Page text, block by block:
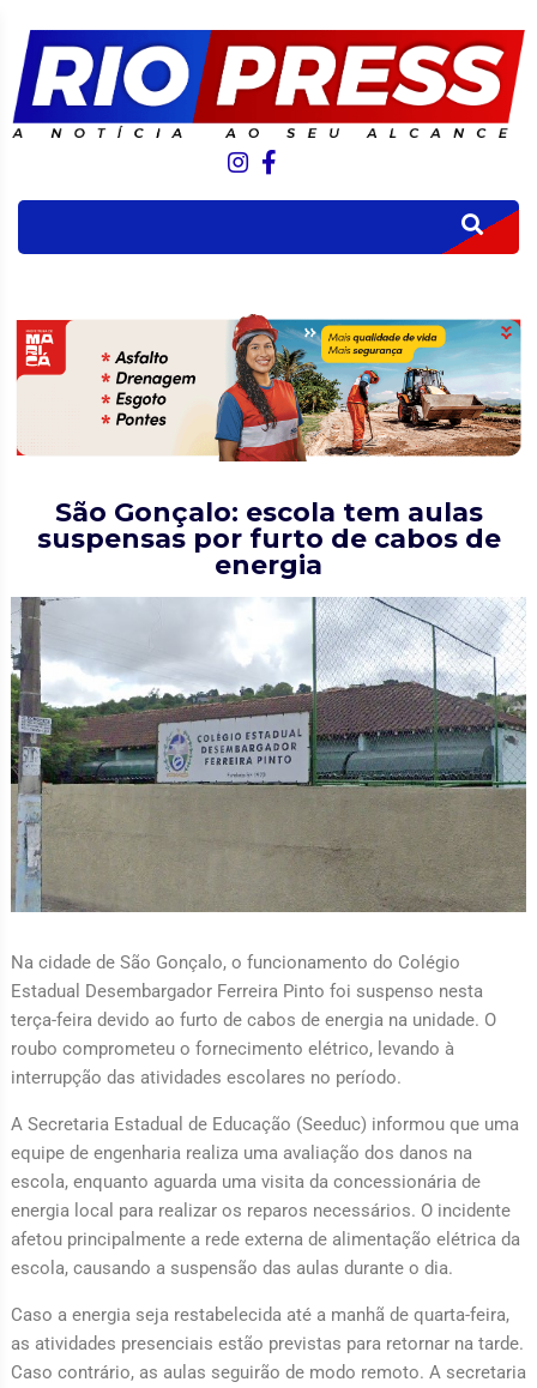
São Gonçalo: escola tem aulas
suspensas por furto de cabos de
energia
Na cidade de São Gonçalo, o funcionamento do Colégio
Estadual Desembargador Ferreira Pinto foi suspenso nesta
terça-feira devido ao furto de cabos de energia na unidade. O
roubo comprometeu o fornecimento elétrico, levando à
interrupção das atividades escolares no período.
A Secretaria Estadual de Educação (Seeduc) informou que uma
equipe de engenharia realiza uma avaliação dos danos na
escola, enquanto aguarda uma visita da concessionária de
energia local para realizar os reparos necessários. O incidente
afetou principalmente a rede externa de alimentação elétrica da
escola, causando a suspensão das aulas durante o dia.
Caso a energia seja restabelecida até a manhã de quarta-feira,
as atividades presenciais estão previstas para retornar na tarde.
Caso contrário, as aulas seguirão de modo remoto. A secretaria